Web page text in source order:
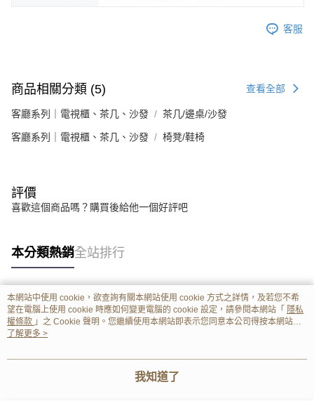
客服
商品相關分類 (5) 查看全部
客廳系列｜電視櫃、茶几、沙發 茶几/邊桌/沙發
客廳系列｜電視櫃、茶几、沙發 椅凳/鞋椅
評價
喜歡這個商品嗎？購買後給他一個好評吧
本分類熱銷全站排行
熱門標籤
本網站中使用 cookie，欲查詢有關本網站使用 cookie 方式之詳情，及若您不希
望在電腦上使用 cookie 時應如何變更電腦的 cookie 設定，請參閱本網站「 隱私
權條款 」之 Cookie 聲明。您繼續使用本網站即表示您同意本公司得按本網站使
用條款之 Cookie 聲明使用 cookie。
了解更多 >
我知道了